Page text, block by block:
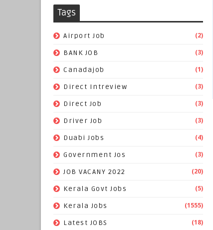
Tags
Airport Job (2)
BANK JOB (3)
Canadajob (1)
Direct Intreview (3)
Direct Job (3)
Driver Job (3)
Duabi Jobs (4)
Government Jos (3)
JOB VACANY 2022 (20)
Kerala Govt Jobs (5)
Kerala Jobs (1555)
Latest JOBS (18)